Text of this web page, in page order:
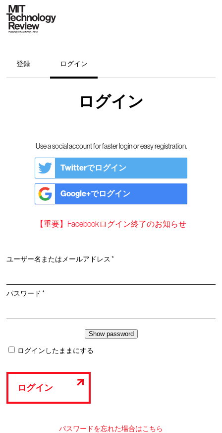
登録 ログイン
ログイン
Use a social account for faster login or easy registration.
Twitterでログイン
Google+でログイン
【重要】Facebookログイン終了のお知らせ
ユーザー名またはメールアドレス*必
パスワード*必
ログインしたままにする
ログイン
パスワードを忘れた場合はこちら